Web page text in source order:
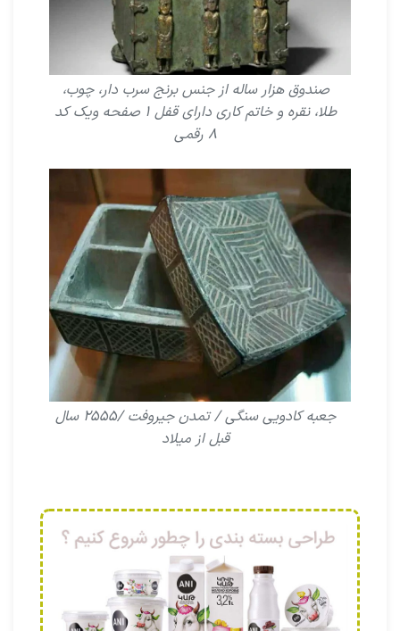
صندوق هزار ساله از جنس برنج سرب دار، چوب،
طلا، نقره و خاتم کارى داراى قفل ۱ صفحه ویک کد
۸ رقمى
جعبه کادویى سنگى / تمدن جیروفت /۲۵۵۵ سال
قبل از میلاد